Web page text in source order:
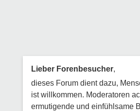
Lieber Forenbesucher,
dieses Forum dient dazu,
ist willkommen. Moderatoren
ermutigende und einfühlsame